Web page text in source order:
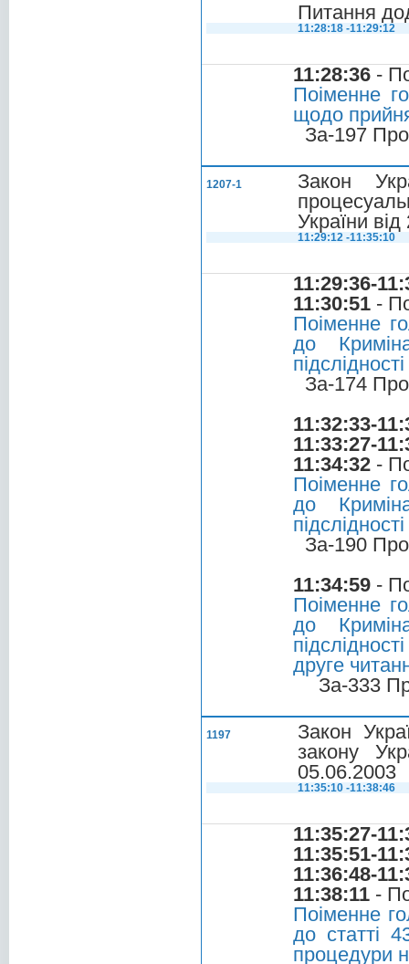
Питання
11:28:18 -11:29:12
11:28:36 -
Поіменне
щодо
За-197
1207-1
Закон
України
11:29:12 -11:35:10
11:29:36-
11:30:51 -
Поіменне
до
За-174
11:32:33-
11:33:27-
11:34:32 -
Поіменне
до
За-190
11:34:59 -
Поіменне
до
друге
За-333
1197
Закон
закону
05.06.2003
11:35:10 -11:38:46
11:35:27-
11:35:51-
11:36:48-
11:38:11 -
Поіменне
до статті
процедури